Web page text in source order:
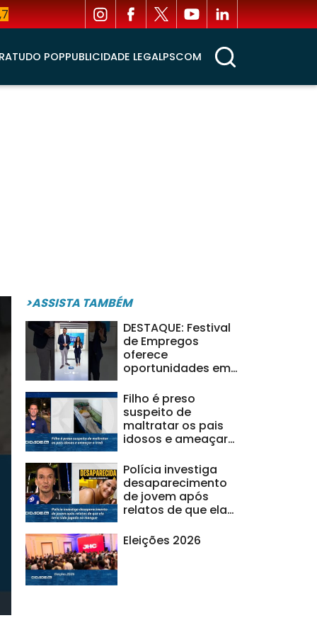
TUDO POPPUBLICIDADE LEGALPSCOM
>ASSISTA TAMBÉM
DESTAQUE: Festival
de Empregos
oferece
oportunidades em
como
participar#Balanç
oGeralAL
Filho é preso
suspeito de
maltratar os pais
idosos e ameaçar
Polícia investiga
desaparecimento
de jovem após
relatos de que ela
no mangue
Eleições 2026